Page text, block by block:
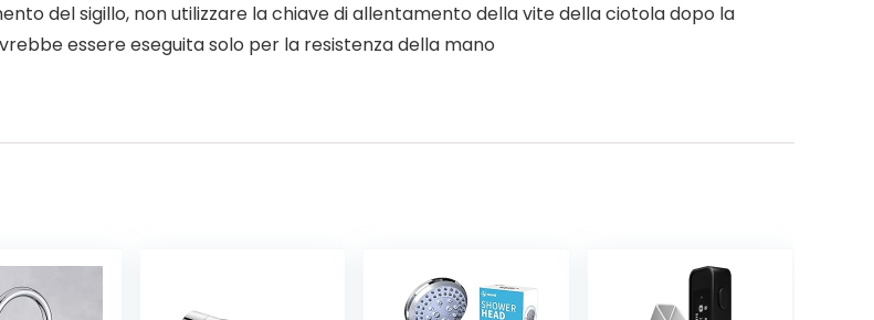
del sigillo, non utilizzare la chiave di allentamento della vite della ciotola dopo la
essere eseguita solo per la resistenza della mano